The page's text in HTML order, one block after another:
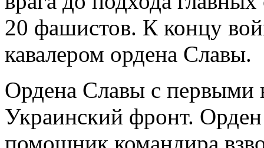
20 фашистов. К концу
кавалером ордена Славы.
Ордена Славы с первыми
Украинский фронт.